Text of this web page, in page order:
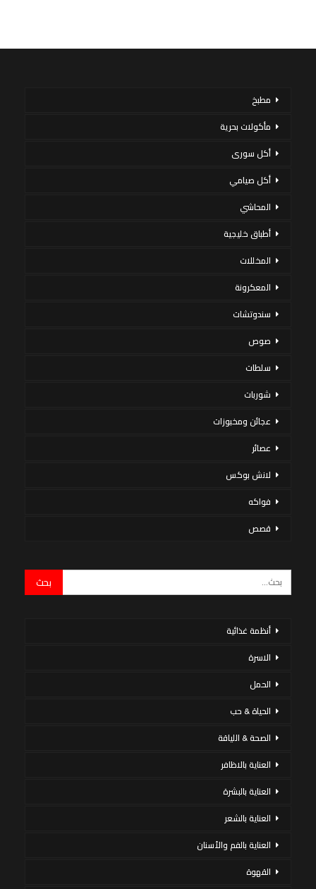
مطبخ
مأكولات بحرية
أكل سورى
أكل صيامي
المحاشي
أطباق خليجية
المخللات
المعكرونة
سندوتشات
صوص
سلطات
شوربات
عجائن ومخبوزات
عصائر
لانش بوكس
فواكه
قصص
أنظمة غذائية
الاسرة
الحمل
الحياة & حب
الصحة & اللياقة
العناية بالاظافر
العناية بالبشرة
العناية بالشعر
العناية بالفم والأسنان
القهوة